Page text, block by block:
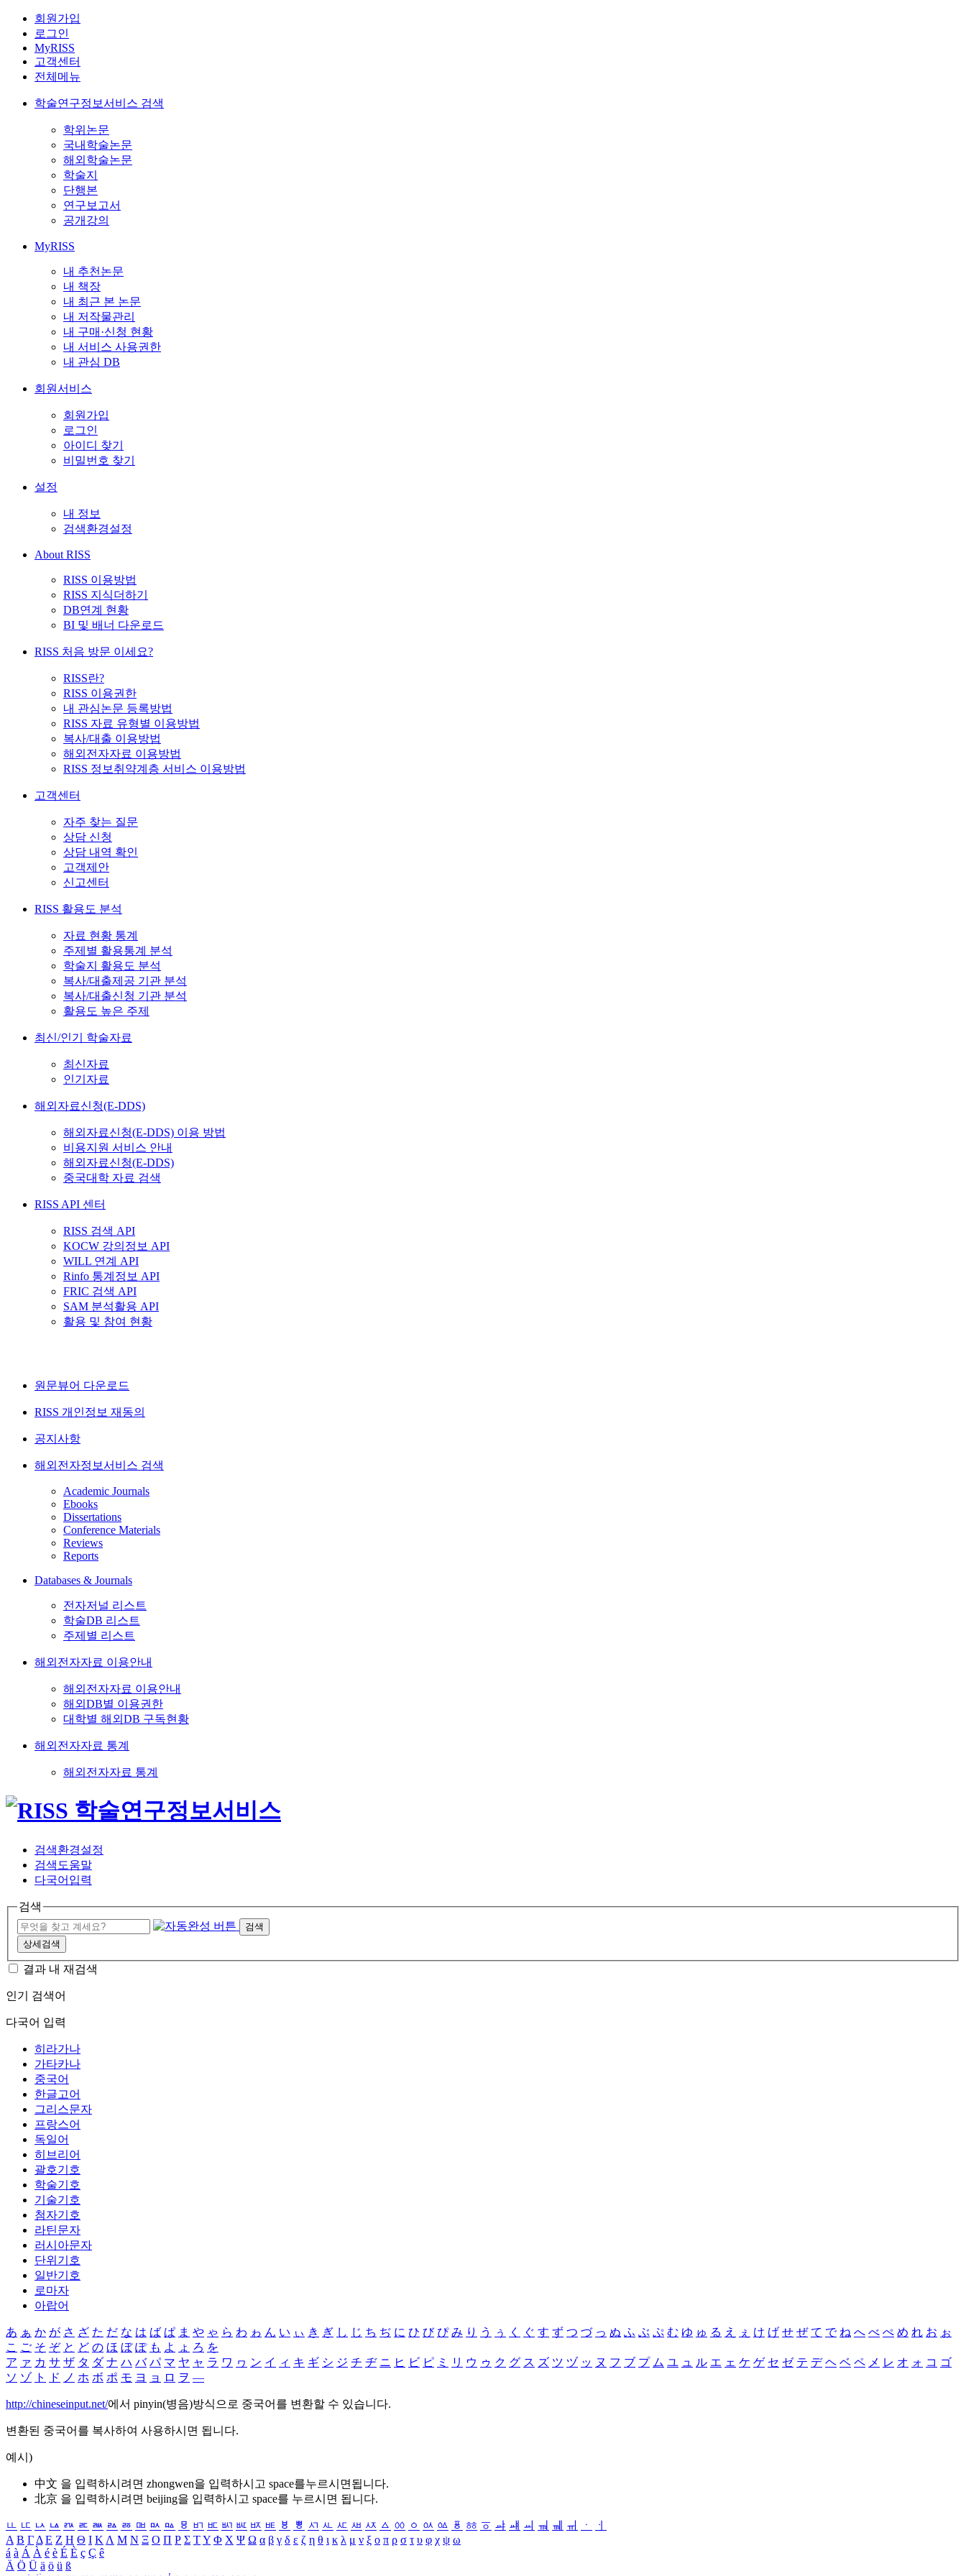
회원가입
로그인
MyRISS
고객센터
전체메뉴
학술연구정보서비스 검색
학위논문
국내학술논문
해외학술논문
학술지
단행본
연구보고서
공개강의
MyRISS
내 추천논문
내 책장
내 최근 본 논문
내 저작물관리
내 구매·신청 현황
내 서비스 사용권한
내 관심 DB
회원서비스
회원가입
로그인
아이디 찾기
비밀번호 찾기
설정
내 정보
검색환경설정
About RISS
RISS 이용방법
RISS 지식더하기
DB연계 현황
BI 및 배너 다운로드
RISS 처음 방문 이세요?
RISS란?
RISS 이용권한
내 관심논문 등록방법
RISS 자료 유형별 이용방법
복사/대출 이용방법
해외전자자료 이용방법
RISS 정보취약계층 서비스 이용방법
고객센터
자주 찾는 질문
상담 신청
상담 내역 확인
고객제안
신고센터
RISS 활용도 분석
자료 현황 통계
주제별 활용통계 분석
학술지 활용도 분석
복사/대출제공 기관 분석
복사/대출신청 기관 분석
활용도 높은 주제
최신/인기 학술자료
최신자료
인기자료
해외자료신청(E-DDS)
해외자료신청(E-DDS) 이용 방법
비용지원 서비스 안내
해외자료신청(E-DDS)
중국대학 자료 검색
RISS API 센터
RISS 검색 API
KOCW 강의정보 API
WILL 연계 API
Rinfo 통계정보 API
FRIC 검색 API
SAM 분석활용 API
활용 및 참여 현황
원문뷰어 다운로드
RISS 개인정보 재동의
공지사항
해외전자정보서비스 검색
Academic Journals
Ebooks
Dissertations
Conference Materials
Reviews
Reports
Databases & Journals
전자저널 리스트
학술DB 리스트
주제별 리스트
해외전자자료 이용안내
해외전자자료 이용안내
해외DB별 이용권한
대학별 해외DB 구독현황
해외전자자료 통계
해외전자자료 통계
검색환경설정
검색도움말
다국어입력
검색
검색
상세검색
결과 내 재검색
인기 검색어
다국어 입력
히라가나
가타카나
중국어
한글고어
그리스문자
프랑스어
독일어
히브리어
괄호기호
학술기호
기술기호
첨자기호
라틴문자
러시아문자
단위기호
일반기호
로마자
아랍어
あ ぁ か が さ ざ た だ な は ば ぱ ま や ゃ ら わ ゎ ん い ぃ き ぎ し じ ち ぢ に ひ び ぴ み り う ぅ く ぐ す ず つ づ っ ぬ ふ ぶ ぷ む ゆ ゅ る え ぇ け げ せ ぜ て で ね へ べ ぺ め れ お ぉ
こ ご そ ぞ と ど の ほ ぼ ぽ も よ ょ ろ を
ア ァ カ サ ザ タ ダ ナ ハ バ パ マ ヤ ャ ラ ワ ヮ ン イ ィ キ ギ シ ジ チ ヂ ニ ヒ ビ ピ ミ リ ウ ゥ ク グ ス ズ ツ ヅ ッ ヌ フ ブ プ ム ユ ュ ル エ ェ ケ ゲ セ ゼ テ デ ヘ ベ ペ メ レ オ ォ コ ゴ
ソ ゾ ト ド ノ ホ ボ ポ モ ヨ ョ ロ ヲ ―
http://chineseinput.net/에서 pinyin(병음)방식으로 중국어를 변환할 수 있습니다.
변환된 중국어를 복사하여 사용하시면 됩니다.
예시)
中文 을 입력하시려면 zhongwen을 입력하시고 space를누르시면됩니다.
北京 을 입력하시려면 beijing을 입력하시고 space를 누르시면 됩니다.
ㅥ ㅦ ㅧ ㅨ ㅩ ㅪ ㅫ ㅬ ㅭ ㅮ ㅯ ㅰ ㅱ ㅲ ㅳ ㅴ ㅵ ㅶ ㅷ ㅸ ㅹ ㅺ ㅻ ㅼ ㅽ ㅾ ㅿ ㆀ ㆁ ㆂ ㆃ ㆄ ㆅ ㆆ ㆇ ㆈ ㆉ ㆊ ㆋ ㆌ ㆍ
ㆎ
Α Β ΓΔ Ε Ζ Η Θ Ι ΚΛ Μ Ν Ξ Ο Π Ρ Σ ΤΥ Φ Χ Ψ Ω α β γ δ ε ζ η θ ι κ λ μ ν ξ ο π ρ σ τ υ φ χ ψ ω
á à Á À é è É È ç Ç ê
Ä Ö Ü ä ö ü ß